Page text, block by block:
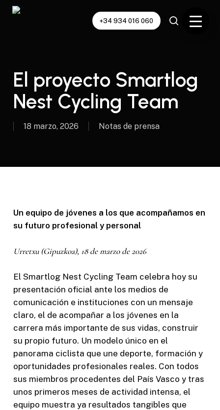
Skip
+34 934 016 060
El proyecto Smartlog
Nest Cycling Team
18 marzo, 2026 Notas de prensa
Un equipo de jóvenes a los que acompañamos en
su futuro profesional y personal
Urretxu (Gipuzkoa), 18 de marzo de 2026
El Smartlog Nest Cycling Team celebra hoy su
presentación oficial ante los medios de
comunicación e instituciones con un mensaje
claro, el de acompañar a los jóvenes en la
carrera más importante de sus vidas, construir
su propio futuro. Un modelo único en el
panorama ciclista que une deporte, formación y
oportunidades profesionales reales. Con todos
sus miembros procedentes del País Vasco y tras
unos primeros meses de actividad intensa, el
equipo muestra ya resultados tangibles que